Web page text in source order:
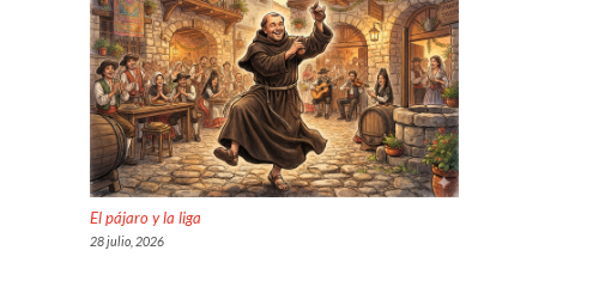
El pájaro y la liga
28 julio, 2026